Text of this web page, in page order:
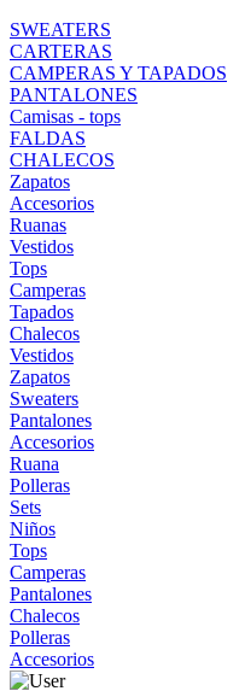
SWEATERS
CARTERAS
CAMPERAS Y TAPADOS
PANTALONES
Camisas - tops
FALDAS
CHALECOS
Zapatos
Accesorios
Ruanas
Vestidos
Tops
Camperas
Tapados
Chalecos
Vestidos
Zapatos
Sweaters
Pantalones
Accesorios
Ruana
Polleras
Sets
Niños
Tops
Camperas
Pantalones
Chalecos
Polleras
Accesorios